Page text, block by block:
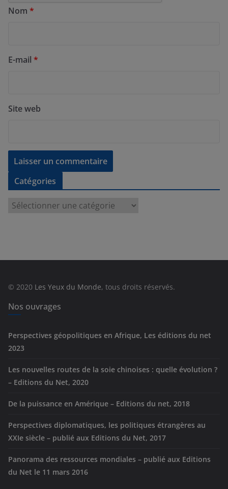
Nom *
E-mail *
Site web
Catégories
e
s
© 2020 Les Yeux du Monde, tous droits réservés.
Nos ouvrages
Perspectives géopolitiques en Afrique, Les éditions du net
2023
Les nouvelles routes de la soie chinoises : quelle évolution ?
– Editions du Net, 2020
De la puissance en Amérique – Editions du net, 2018
Perspectives diplomatiques, les politiques étrangères au
XXIe siècle – publié aux Editions du Net, 2017
Panorama des ressources mondiales – publié aux Editions
du Net le 11 mars 2016